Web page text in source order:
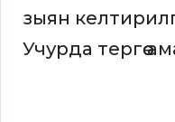
зыян
Учурда тергөө